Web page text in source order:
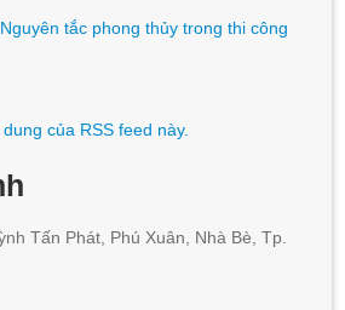
Nguyên tắc phong thủy trong thi công
của RSS feed này.
Tấn Phát, Phú Xuân, Nhà Bè, Tp.